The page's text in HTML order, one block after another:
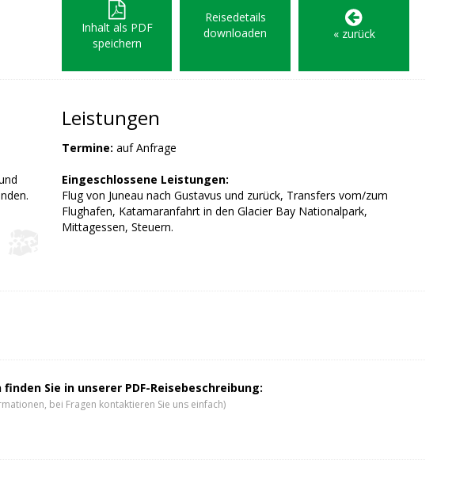
Inhalt als PDF
speichern
Reisedetails
downloaden
« zurück
Leistungen
Termine: auf Anfrage
Eingeschlossene Leistungen:
Flug von Juneau nach Gustavus und zurück, Transfers vom/zum
Flughafen, Katamaranfahrt in den Glacier Bay Nationalpark,
Mittagessen, Steuern.
Sie in unserer PDF-Reisebeschreibung:
bei Fragen kontaktieren Sie uns einfach)